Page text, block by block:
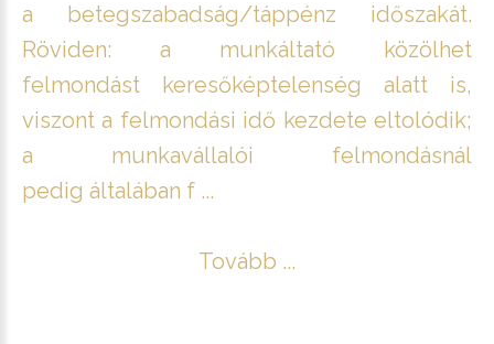
a betegszabadság/táppénz időszakát.
Röviden: a munkáltató közölhet
felmondást keresőképtelenség alatt is,
viszont a felmondási idő kezdete eltolódik;
a munkavállalói felmondásnál
pedig általában f ...
Tovább ...